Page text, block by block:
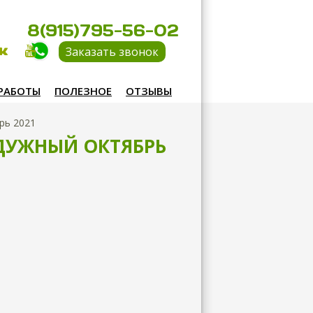
8(915)795-56-02
Заказать звонок
ПОЛЕЗНОЕ ОТЗЫВЫ
2021
ОКТЯБРЬ